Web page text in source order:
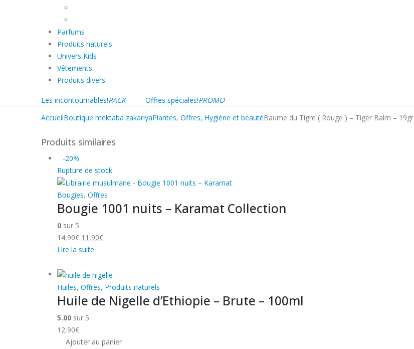
Parfums
Produits naturels
Univers Kids
Vêtements
Produits divers
Les incontournables!PACK Offres spéciales!PROMO
AccueilBoutique mektaba zakariyaPlantes, Offres, Hygiène et beautéBaume du Tigre ( Rouge ) – Tiger Balm – 19gr
Produits similaires
-20%
Rupture de stock
Bougies, Offres
Bougie 1001 nuits – Karamat Collection
0 sur 5
14,90€ Le
prix
était :
14,90€.
11,90€Le
est :
11,90€.
Lire la suite
Huiles, Offres, Produits naturels
Huile de Nigelle d’Ethiopie – Brute – 100ml
5.00 sur 5
12,90€
Ajouter au panier